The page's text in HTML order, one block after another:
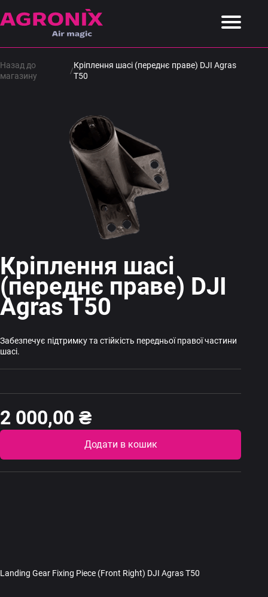
Назад до
магазину
/
Кріплення шасі (переднє праве) DJI Agras
T50
Кріплення шасі
(переднє праве) DJI
Agras T50
Забезпечує підтримку та стійкість передньої правої частини
шасі.
2 000,00 ₴
Додати в кошик
Landing Gear Fixing Piece (Front Right) DJI Agras T50